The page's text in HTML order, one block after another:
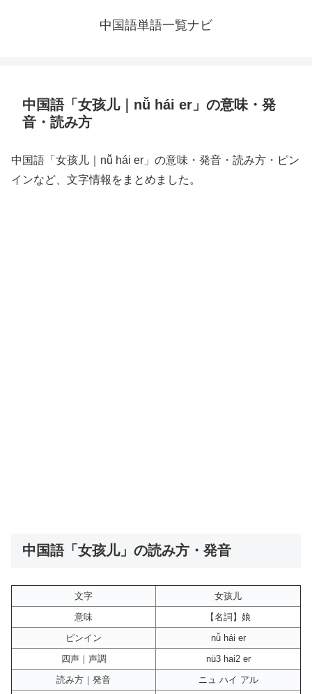
中国語単語一覧ナビ
中国語「女孩儿｜nǚ hái er」の意味・発
音・読み方
中国語「女孩儿｜nǚ hái er」の意味・発音・読み方・ピン
インなど、文字情報をまとめました。
中国語「女孩儿」の読み方・発音
文字
女孩儿
意味
【名詞】娘
ピンイン
nǚ hái er
四声｜声調
nü3 hai2 er
読み方｜発音
ニュ ハイ アル